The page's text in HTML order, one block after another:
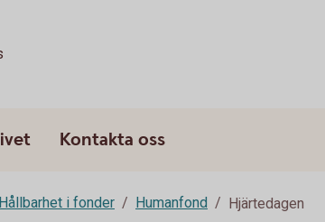
Kontakta oss
Hållbarhet i fonder Humanfond Hjärtedagen